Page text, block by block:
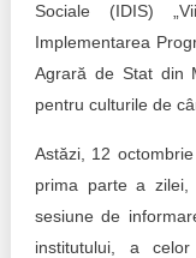
Sociale (IDIS)
Implementarea
Agrară de Stat din
pentru culturile de
Astăzi, 12
prima parte a zilei,
sesiune de
institutului, a